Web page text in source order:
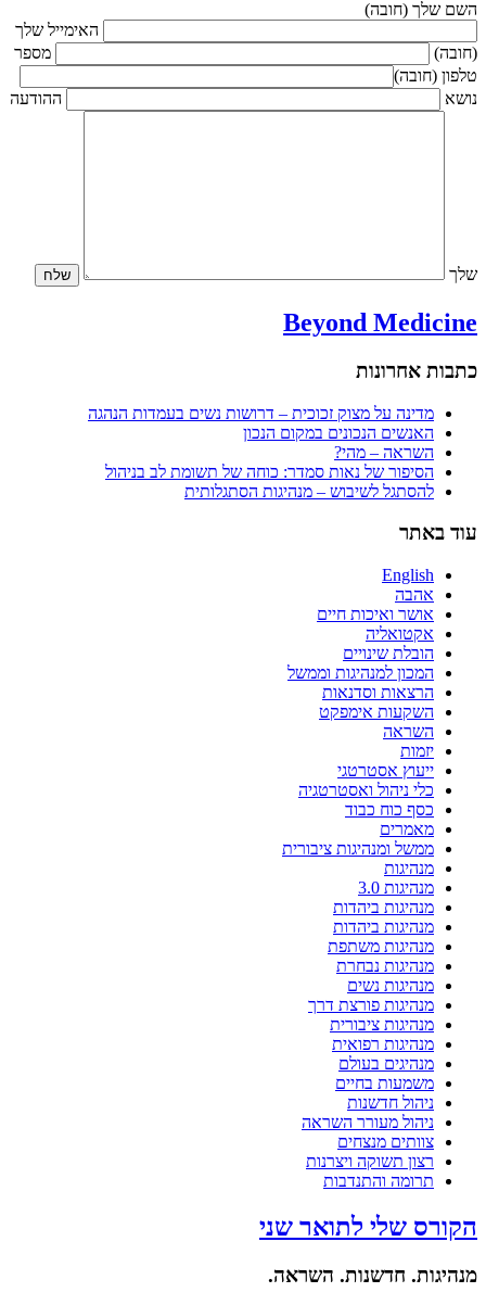
השם שלך (חובה)
האימייל שלך
(חובה)
מספר
טלפון (חובה)
נושא
ההודעה
שלך
Beyond Medicine
כתבות אחרונות
מדינה על מצוק זכוכית – דרושות נשים בעמדות הנהגה
האנשים הנכונים במקום הנכון
השראה – מהי?
הסיפור של נאות סמדר: כוחה של תשומת לב בניהול
להסתגל לשיבוש – מנהיגות הסתגלותית
עוד באתר
English
אהבה
אושר ואיכות חיים
אקטואליה
הובלת שינויים
המכון למנהיגות וממשל
הרצאות וסדנאות
השקעות אימפקט
השראה
יזמות
ייעוץ אסטרטגי
כלי ניהול ואסטרטגיה
כסף כוח כבוד
מאמרים
ממשל ומנהיגות ציבורית
מנהיגות
מנהיגות 3.0
מנהיגות ביהדות
מנהיגות ביהדות
מנהיגות משתפת
מנהיגות נבחרת
מנהיגות נשים
מנהיגות פורצת דרך
מנהיגות ציבורית
מנהיגות רפואית
מנהיגים בעולם
משמעות בחיים
ניהול חדשנות
ניהול מעורר השראה
צוותים מנצחים
רצון תשוקה ויצרנות
תרומה והתנדבות
הקורס שלי לתואר שני
מנהיגות. חדשנות. השראה.